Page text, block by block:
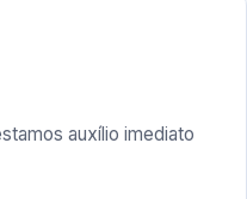
auxílio imediato